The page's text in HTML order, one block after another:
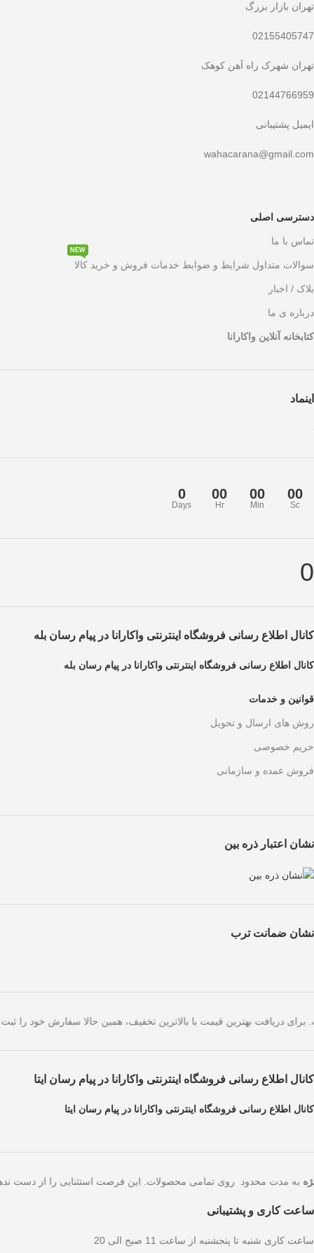
تهران بازار بزرگ
02155405747
تهران شهرک راه آهن کوهک
02144766959
ایمیل پشتیبانی
wahacarana@gmail.com
دسترسی اصلی
تماس با ما
سوالات متداول شرایط و ضوابط خدمات فروش و خرید کالا
NEW
بلاک / اخبار
درباره ی ما
کتابخانه آنلاین واکارانا
اینماد
0
Days
00
Hr
00
Min
00
Sc
0
کانال اطلاع رسانی فروشگاه اینترنتی واکارانا در پیام رسان بله
کانال اطلاع رسانی فروشگاه اینترنتی واکارانا در پیام رسان بله
قوانین و خدمات
روش های ارسال و تحویل
حریم خصوصی
فروش عمده و سازمانی
نشان اعتبار ذره بین
نشان ضمانت ترب
امروز است. برای دریافت بهترین قیمت با بالاترین تخفیف، همین حالا
کانال اطلاع رسانی فروشگاه اینترنتی واکارانا در پیام رسان ایتا
کانال اطلاع رسانی فروشگاه اینترنتی واکارانا در پیام رسان ایتا
به مدت محدود روی تمامی محصولات. این فرصت استثنایی را
ساعت کاری و پشتیبانی
ساعت کاری شنبه تا پنجشنبه از ساعت 11 صبح الی 20